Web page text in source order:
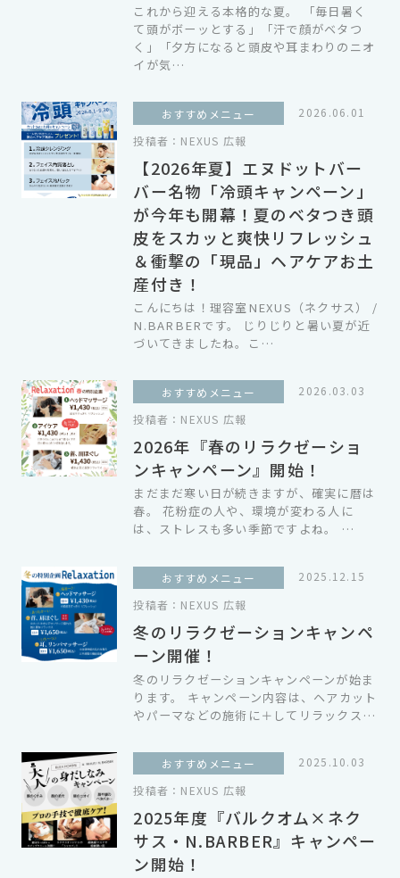
これから迎える本格的な夏。 「毎日暑く
て頭がボーッとする」「汗で顔がベタつ
く」「夕方になると頭皮や耳まわりのニオ
イが気…
おすすめメニュー
2026.06.01
投稿者： NEXUS 広報
【2026年夏】エヌドットバー
バー名物「冷頭キャンペーン」
が今年も開幕！夏のベタつき頭
皮をスカッと爽快リフレッシュ
＆衝撃の「現品」ヘアケアお土
産付き！
こんにちは！理容室NEXUS（ネクサス） /
N.BARBERです。 じりじりと暑い夏が近
づいてきましたね。こ…
おすすめメニュー
2026.03.03
投稿者： NEXUS 広報
2026年『春のリラクゼーショ
ンキャンペーン』開始！
まだまだ寒い日が続きますが、確実に暦は
春。 花粉症の人や、環境が変わる人に
は、ストレスも多い季節ですよね。 …
おすすめメニュー
2025.12.15
投稿者： NEXUS 広報
冬のリラクゼーションキャンペ
ーン開催！
冬のリラクゼーションキャンペーンが始ま
ります。 キャンペーン内容は、ヘアカット
やパーマなどの施術に＋してリラックス…
おすすめメニュー
2025.10.03
投稿者： NEXUS 広報
2025年度『バルクオム×ネク
サス・N.BARBER』キャンペー
ン開始！